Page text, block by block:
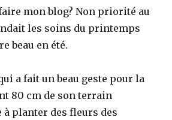
mon blog? Non priorité au
les soins du printemps
beau en été.
a fait un beau geste pour la
80 cm de son terrain
planter des fleurs des